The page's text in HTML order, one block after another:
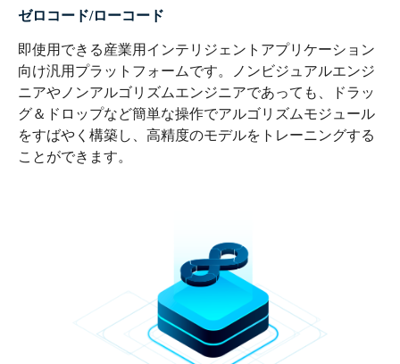
ゼロコード/ローコード
即使用できる産業用インテリジェントアプリケーション
向け汎用プラットフォームです。ノンビジュアルエンジ
ニアやノンアルゴリズムエンジニアであっても、ドラッ
グ＆ドロップなど簡単な操作でアルゴリズムモジュール
をすばやく構築し、高精度のモデルをトレーニングする
ことができます。